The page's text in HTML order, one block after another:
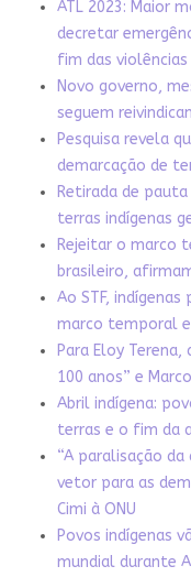
ATL 2023: Maior
decretar
fim das violências
Novo governo,
seguem
Pesquisa revela
demarcação de
Retirada de
terras indígenas
Rejeitar o marco
brasileiro,
Ao STF,
marco temporal
Para Eloy
100 anos” e
Abril indígena:
terras e o fim da
“A paralisação
vetor para as
Cimi à ONU
Povos indígenas
mundial durante